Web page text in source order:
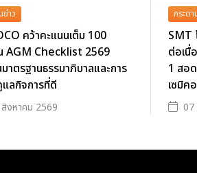
ข่าว
คว้าคะแนนเต็ม 100
AGM Checklist 2569
าตรฐานธรรมาภิบาลและการ
ลกิจการที่ดี
งหาคม 2569
กระดา
SMT
ต่อเนื่
1 สอ
เซมิค
07